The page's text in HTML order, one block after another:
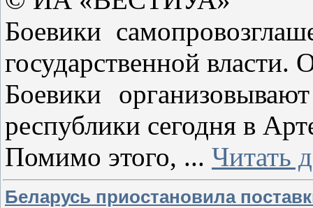
Боевики
государственной
Боевики
республики сегодня в
Помимо этого, ... Читать
Беларусь приостановила